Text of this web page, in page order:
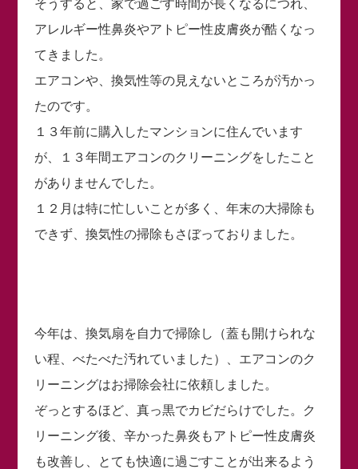
そうすると、家で過ごす時間が長くなるにつれ、
アレルギー性鼻炎やアトピー性皮膚炎が酷くなっ
てきました。
エアコンや、換気性等の見えないところが汚かっ
たのです。
１３年前に購入したマンションに住んでいます
が、１３年間エアコンのクリーニングをしたこと
がありませんでした。
１２月は特に忙しいことが多く、年末の大掃除も
できず、換気性の掃除もさぼっておりました。
今年は、換気扇を自力で掃除し（蓋も開けられな
い程、べたべた汚れていました）、エアコンのク
リーニングはお掃除会社に依頼しました。
ぞっとするほど、真っ黒でカビだらけでした。ク
リーニング後、辛かった鼻炎もアトピー性皮膚炎
も改善し、とても快適に過ごすことが出来るよう